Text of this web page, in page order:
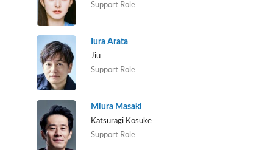
Support Role
Iura Arata
Jiu
Support Role
Miura Masaki
Katsuragi Kosuke
Support Role